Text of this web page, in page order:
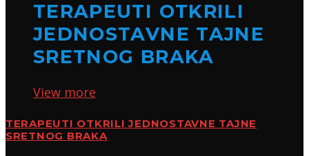
TERAPEUTI OTKRILI
JEDNOSTAVNE TAJNE
SRETNOG BRAKA
View more
TERAPEUTI OTKRILI JEDNOSTAVNE TAJNE
SRETNOG BRAKA